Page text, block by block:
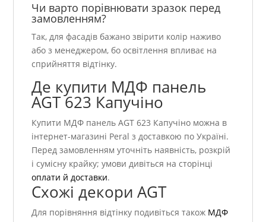
Чи варто порівнювати зразок перед
замовленням?
Так, для фасадів бажано звірити колір наживо
або з менеджером, бо освітлення впливає на
сприйняття відтінку.
Де купити МДФ панель
AGT 623 Капучіно
Купити МДФ панель AGT 623 Капучіно можна в
інтернет-магазині Peral з доставкою по Україні.
Перед замовленням уточніть наявність, розкрій
і сумісну крайку; умови дивіться на сторінці
оплати й доставки.
Схожі декори AGT
Для порівняння відтінку подивіться також МДФ